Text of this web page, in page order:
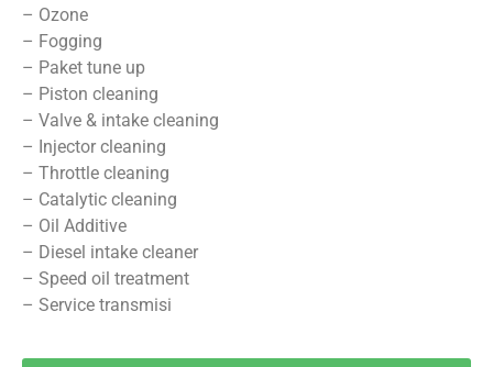
– Ozone
– Fogging
– Paket tune up
– Piston cleaning
– Valve & intake cleaning
– Injector cleaning
– Throttle cleaning
– Catalytic cleaning
– Oil Additive
– Diesel intake cleaner
– Speed oil treatment
– Service transmisi